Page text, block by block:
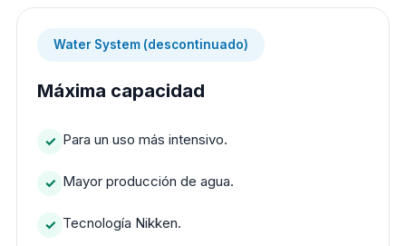
Water System (descontinuado)
Máxima capacidad
Para un uso más intensivo.
Mayor producción de agua.
Tecnología Nikken.